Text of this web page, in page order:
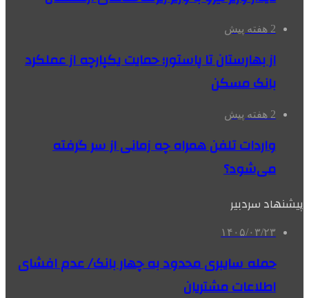
2 هفته پیش
از بهارستان تا پاستور؛ حمایت یکپارچه از عملکرد
بانک مسکن
2 هفته پیش
واردات تلفن همراه چه زمانی از سر گرفته
می‌شود؟
پیشنهاد سردبیر
۱۴۰۵/۰۳/۲۳
حمله سایبری محدود به چهار بانک/ عدم افشای
اطلاعات مشتریان